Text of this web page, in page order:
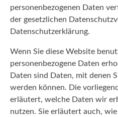
personenbezogenen Daten
der gesetzlichen
Datenschutzerklärung.
Wenn Sie diese Website
personenbezogene Daten
Daten sind Daten, mit denen
werden können. Die
erläutert, welche Daten wir
nutzen. Sie erläutert auch,